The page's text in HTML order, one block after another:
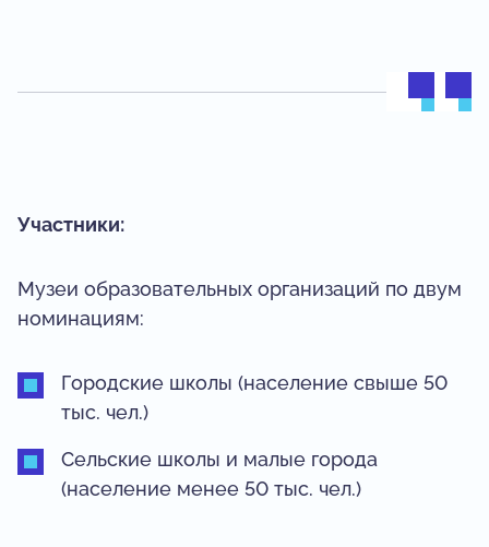
Участники:
Музеи образовательных организаций по двум
номинациям:
Городские школы (население свыше 50
тыс. чел.)
Сельские школы и малые города
(население менее 50 тыс. чел.)